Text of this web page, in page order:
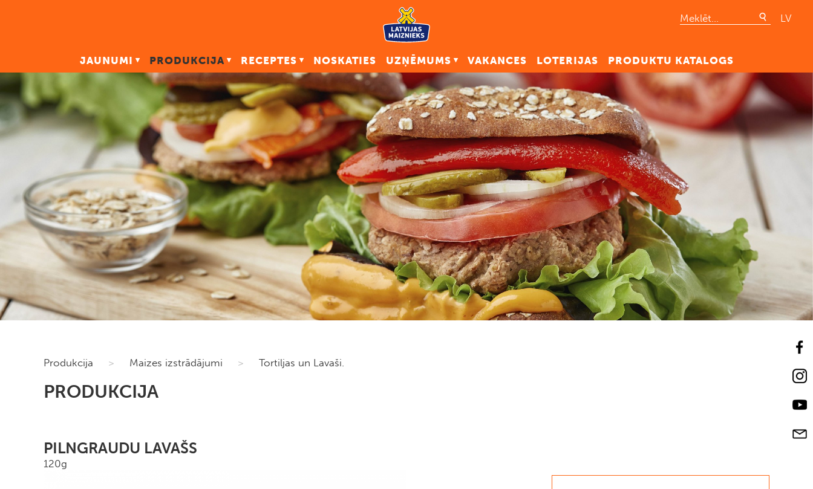
LV
JAUNUMI PRODUKCIJA RECEPTES NOSKATIES UZŅĒMUMS VAKANCES LOTERIJAS PRODUKTU KATALOGS
Produkcija > Maizes izstrādājumi > Tortiljas un Lavaši.
PRODUKCIJA
PILNGRAUDU LAVAŠS
120g